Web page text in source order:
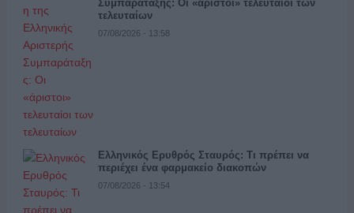
Συμπαράταξης: Οι «άριστοι» τελευταίοι των
τελευταίων
07/08/2026 - 13:58
Ελληνικός Ερυθρός Σταυρός: Τι πρέπει να
περιέχει ένα φαρμακείο διακοπών
07/08/2026 - 13:54